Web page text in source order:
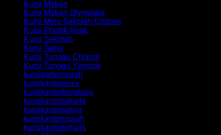
Kursi Makan
Kursi Makan Olymplast
Kursi Meja Sekolah Chitose
Kursi Plastik Anak
Kursi Sekolah
Kursi Tamu
Kursi Tunggu Chitose
Kursi Tunggu Yesnice
kursibartermurah
kursikantoranex
kursikantorbandung
kursikantorjakarta
kursikantorjaring
kursikantormurah
kursikantorterlaris